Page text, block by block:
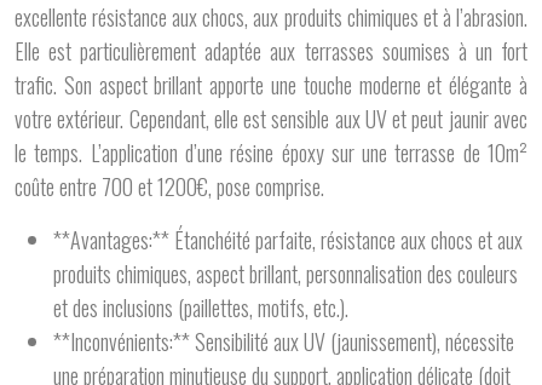
excellente résistance aux chocs, aux produits chimiques et à l’abrasion.
Elle est particulièrement adaptée aux terrasses soumises à un fort
trafic. Son aspect brillant apporte une touche moderne et élégante à
votre extérieur. Cependant, elle est sensible aux UV et peut jaunir avec
le temps. L’application d’une résine époxy sur une terrasse de 10m²
coûte entre 700 et 1200€, pose comprise.
**Avantages:** Étanchéité parfaite, résistance aux chocs et aux
produits chimiques, aspect brillant, personnalisation des couleurs
et des inclusions (paillettes, motifs, etc.).
**Inconvénients:** Sensibilité aux UV (jaunissement), nécessite
une préparation minutieuse du support, application délicate (doit